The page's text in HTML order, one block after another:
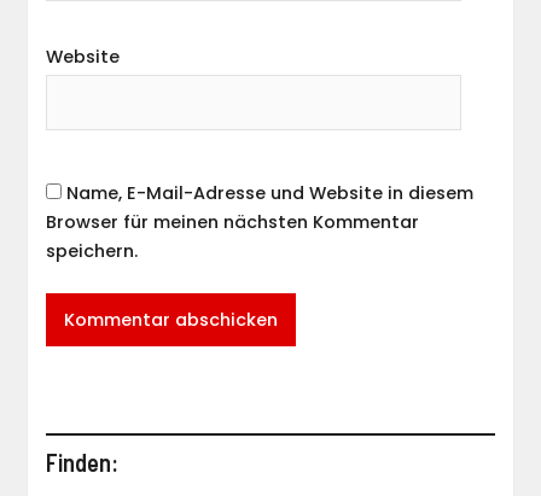
Website
Name, E-Mail-Adresse und Website in diesem
Browser für meinen nächsten Kommentar
speichern.
Finden: